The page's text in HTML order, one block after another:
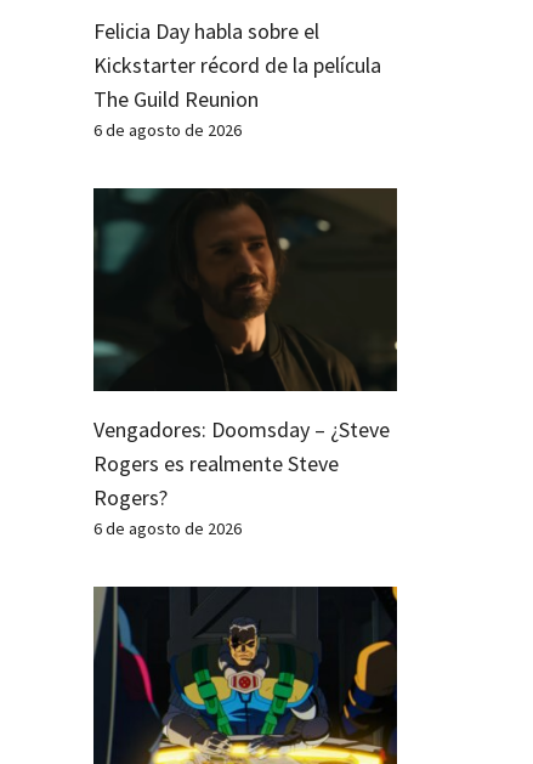
Felicia Day habla sobre el
Kickstarter récord de la película
The Guild Reunion
6 de agosto de 2026
Vengadores: Doomsday – ¿Steve
Rogers es realmente Steve
Rogers?
6 de agosto de 2026